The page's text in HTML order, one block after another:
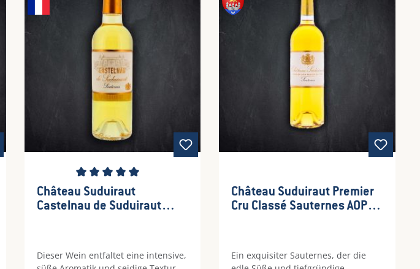
Durchschnittliche Bewertung von 5 von 5 Sternen
Château Suduiraut
Castelnau de Suduiraut
Dieser Wein entfaltet eine intensive,
Château Suduiraut Premier
Cru Classé Sauternes AOP
Ein exquisiter Sauternes, der die